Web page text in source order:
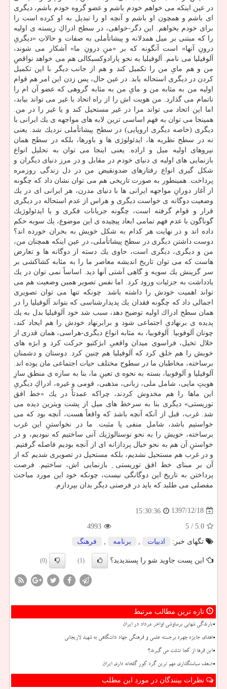
در عین اینكه می خواهم خودم باشم و عضو گروه خودم باشم، دیگری
ای باشم و همچون او باشم و آنچه او را تبدیل به او كرده است را
برای خودم بخواهم. این دگر-خواهی، در سطح ادراكِ زیسته ی اولیه
را كه مبتنی بر میل همدلانه و پیشاتأملی به صفات و حالاتِ «دیگریِ
درونِ آنها» است آنگونه كه بر «منِ درونِ ما» آشكار می شوند،
آلوفیلیا می نامم. آلوفیلیا به نحو پارادوكسیكالی هم می خواهد نواقصِ
من و هم مایِ من را تكمیل كند و هم از جانب دیگر با این تكمیل
كردن در دیگری استحاله یابد. در عین حال، پس زدن این امر هم قوام
اولیه من به مثابه من و مایِ من به مثابه گروهی كه عضو آن ام را
ناتمام می گذارد. من هویت اش را از راه اتحاد با غیر می تواند بیابد،
اما این اتحاد می تواند مرا در غیر مستحیل كند و یا غیر را در من.
همینجا می توان به فهم اساسی ترین لایه های مواجهه ی یك ایرانی با
دیگری (خاصه دیگری اروپایی) در سطح پیشاتأملی نزدیك شد. یعنی
نه در سطح نظریه ها، ایدئولوژی ها و باورها، بلكه در سطح همان
نیروهای اولیه میل و اراده. یعنی اینجا می توان به تحلیل انواع
بازنمایی های اولیه ی دنیای خودم در مقابل و در مرز دنیای دیگران و
شكل گیری انواع رفتارهای ضدونقیض من در دل زندگی روزمره
پرداخت. همینطور به صورت تاریخی هم می توان نشان داد كه چگونه
از آغاز دورانِ مواجهه ایرانی ها با دنیای مدرن، هر ایرانی ای در یك
وضعیت دوگانه ی خواست دیگری و هراس از عدم استحاله در دیگری
قرار و قوام گرفته است، چگونه جریانات فكری و یا ایدئولوژیك
گوناگون با عدم فهم تمامی ابعاد پیچیده ی این موضوع، یك سویه حكم
داده اند و در نهایت هر كدام به شكل خویش به بحران خورده اند؟
دوست داشتن دیگری در سطح پیشاتأملی، در عین اینكه همچنان من،
من و دیگری، دیگری است، حاوی یك دسته از دوگانه ها و تعارض
هاست كه می توان تاریخ اندیشه معاصر ما را به مثابه كشاكشی بر
سر گزینش یك سویه و گاهی آشتی آنها دید. اساساً نمی توان در یك
یادداشت به جزئیات ورود كرد. اما نفس تصویر همین وضعیت هم می
تواند اهمیت خودش را داشته باشد. چونكه تنها می توان تصویری
اجمالی داد كه چگونه فقدان یك پدیدارشناسی كه بتواند آلوفیلیا را در
همان سطح ادراك اولیه توضیح دهد، سبب شد خود آلوفیلیا بدل به یك
پدیده ی برنهادیِ اجتماعی شود و برابرنهاد خودش را هم ایجاد كند،
چونان آلوفوبیا. آلوفوبیا، به مثابه انواع دیگری-هراسی، همان قدری از
خلال تخیل، فراسوی میدان واقعیِ ابژكتیو حركت كرد و ابژه های
خویش را هم خلق كرد كه آلوفیلیا هم چنین كرد. دوستان و دشمنان
برساخته، مخاطبان ما در سطوح مختلف حیات اجتماعی مان بوده اند.
آلوفیلیا و آلوفوبیا، بسته به نحوه ی تعینِ ما، بنا به سازه ی منطق سازِ
هویتِ مایی، شامل ملی، زبانی، مذهبی، قومی و غیره، ادراكِ دیگریِ
این ماها را هم مخدوش كردند، چراكه عمدتاً در یك «خط افق
توریستی» دیگری بنا به سرخط های میل از پشت ویترین دیده می
شد. غرب، قبل از آنكه آنچه باشد كه واقعاً هست، آنچه بود كه می
خواستیم باشد، شامل منفی یا مثبت. ما در نخواستنِ این غرب
برساخته، خویش را به نحو نوستالوژیك آنی ساختیم كه نبودیم، و در
خواستنِ آن هم به نحو خیال پردازانه ای از آنچه بودیم فاصله گرفتیم.
و در غرب هم مستحیل نشدیم، بلكه مستحیل در تصویری شدیم كه از
آن بر مبنای خط افق توریستی ِ بازنمایی اش، ساختیم. فرصت
پرداختن به تاریخ این دوگانگی نیست، چونكه خود این مورد مباحث
مفصلی می طلبد كه باید در فرصتی دیگر بدان بپردازم.
1397/12/18
15:30:36
5.0
/ 5
4993
تگهای خبر:
ادبیات , برنامه , فرهنگ
این پست جاوید شو را پسندیدید؟ (1)
(0)
تازه ترین مطالب مرتبط
بارندگی شهابی برساوشی اواخر مرداد در ایران
اهدای جایزه چهره برجسته علمی و فرهنگی جهاد دانشگاهی به شهید لاریجانی
این فرها از کجا نشئت می گیرند؟
ضعف سیاستگذاری مهم ترین گره کور گلخانه داری ایران
نظرات بینندگان در مورد این مطلب